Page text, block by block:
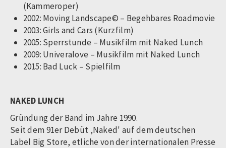
(Kammeroper)
2002: Moving Landscape© – Begehbares Roadmovie
2003: Girls and Cars (Kurzfilm)
2005: Sperrstunde – Musikfilm mit Naked Lunch
2009: Univeralove – Musikfilm mit Naked Lunch
2015: Bad Luck – Spielfilm
NAKED LUNCH
Gründung der Band im Jahre 1990.
Seit dem 91er Debüt ‚Naked' auf dem deutschen
Label Big Store, etliche von der internationalen Presse